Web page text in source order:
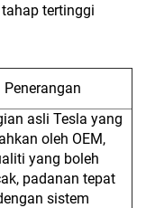
tertinggi
Penerangan
asli Tesla yang
oleh OEM,
yang boleh
padanan tepat
sistem